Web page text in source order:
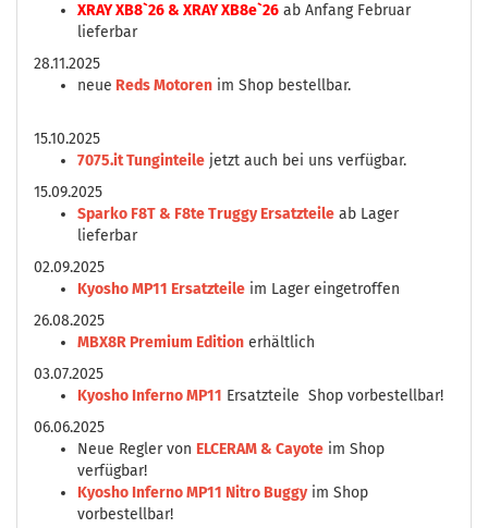
XRAY XB8`26 & XRAY XB8e`26 ab Anfang Februar
lieferbar
28.11.2025
neue Reds Motoren im Shop bestellbar.
15.10.2025
7075.it Tunginteile jetzt auch bei uns verfügbar.
15.09.2025
Sparko F8T & F8te Truggy Ersatzteile ab Lager
lieferbar
02.09.2025
Kyosho MP11 Ersatzteile im Lager eingetroffen
26.08.2025
MBX8R Premium Edition erhältlich
03.07.2025
Kyosho Inferno MP11 Ersatzteile Shop vorbestellbar!
06.06.2025
Neue Regler von ELCERAM & Cayote im Shop
verfügbar!
Kyosho Inferno MP11 Nitro Buggyim Shop
vorbestellbar!